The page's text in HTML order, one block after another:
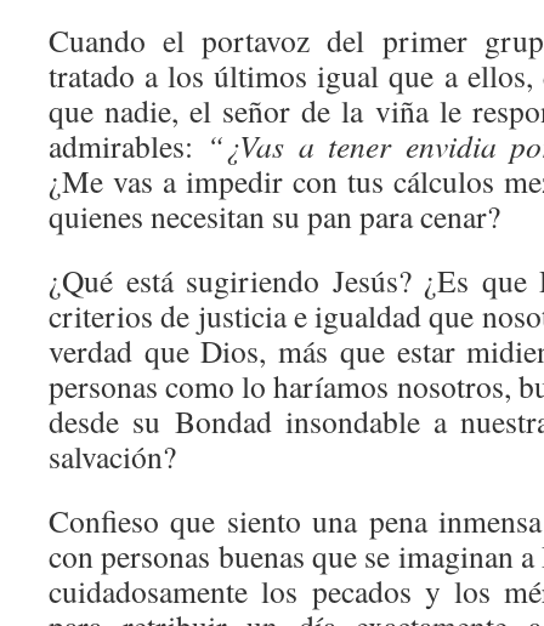
Cuando el portavoz del primer
tratado a los últimos igual que a ellos,
que nadie, el señor de la viña le
admirables: “¿Vas a tener envidia
¿Me vas a impedir con tus cálculos
quienes necesitan su pan para cenar?
¿Qué está sugiriendo Jesús? ¿Es
criterios de justicia e igualdad que
verdad que Dios, más que estar
personas como lo haríamos nosotros,
desde su Bondad insondable a
salvación?
Confieso que siento una pena
con personas buenas que se imaginan
cuidadosamente los pecados y los